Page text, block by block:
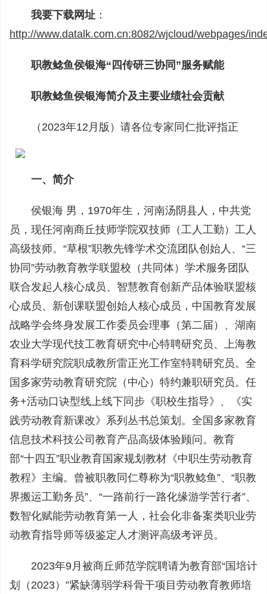
我要下载网址 ：
http://www.datalk.com.cn:8082/wjcloud/webpages/
职教鲶鱼侯银海“四传研三协同”服务赋能
职教鲶鱼侯银海简介及主要业绩社会贡献
（2023年12月版）请各位专家同仁批评指正
一、简介
侯银海 男，1970年生，河南汤阴县人，中共党
员，现任河南商丘技师学院双技师（工人工勤）工人
高级技师。“草根”职教先锋学术交流团队创始人、“三
协同”劳动教育教学联盟校（共同体）学术服务团队
联合发起人核心成员、智慧教育创新产品体验联盟核
心成员、新创课联盟创始人核心成员，中国教育发展
战略学会终身发展工作委员会理事（第二届）、湖南
农业大学现代技工教育研究中心特聘研究员、上海教
育科学研究院职成教所雷正光工作室特聘研究员。全
国多家劳动教育研究院（中心）特约兼职研究员。任
务+活动口诀型线上线下同步《职校生指导》、《实
践劳动教育新课改》系列丛书总策划。全国多家教育
信息技术科技公司教育产品高级体验顾问。教育
部“十四五”职业教育国家规划教材《中职生劳动教育
教程》主编。曾被职教同仁尊称为“职教鲶鱼”、“职教
界搬运工勤务员”、“一路前行一路化缘游学苦行者”、
数智化赋能劳动教育第一人，社会化非备案类职业劳
动教育指导师等级鉴定人才测评高级考评员。
2023年9月被商丘师范学院聘请为教育部“国培计
划（2023）”紧缺薄弱学科骨干项目劳动教育教师培